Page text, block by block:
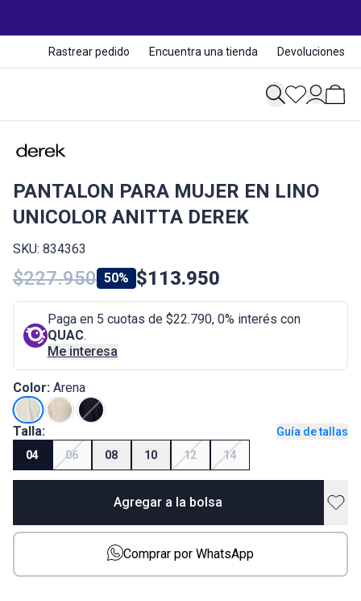
Rastrear pedido Encuentra una tienda Devoluciones
PANTALON PARA MUJER EN LINO
UNICOLOR ANITTA DEREK
SKU: 834363
$227.950 50% $113.950
Paga en 5 cuotas de $22.790, 0% interés con
QUAC.
Me interesa
Color: Arena
Talla:
Guía de tallas
04
06 08 10 12 14
Agregar a la bolsa
Comprar por WhatsApp